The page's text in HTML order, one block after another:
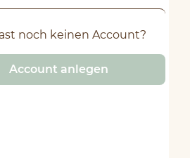
noch keinen Account?
Account anlegen